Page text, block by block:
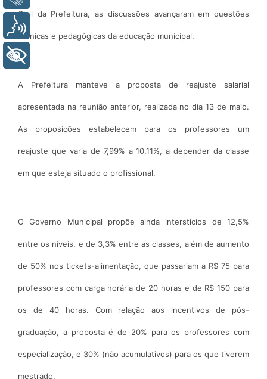
Civil da Prefeitura, as discussões avançaram em questões
técnicas e pedagógicas da educação municipal.
A Prefeitura manteve a proposta de reajuste salarial
apresentada na reunião anterior, realizada no dia 13 de maio.
As proposições estabelecem para os professores um
reajuste que varia de 7,99% a 10,11%, a depender da classe
em que esteja situado o profissional.
O Governo Municipal propõe ainda interstícios de 12,5%
entre os níveis, e de 3,3% entre as classes, além de aumento
de 50% nos tickets-alimentação, que passariam a R$ 75 para
professores com carga horária de 20 horas e de R$ 150 para
os de 40 horas. Com relação aos incentivos de pós-
graduação, a proposta é de 20% para os professores com
especialização, e 30% (não acumulativos) para os que tiverem
mestrado.